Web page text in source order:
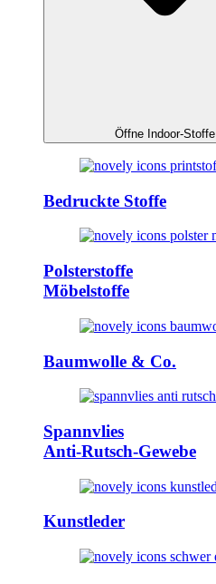
Öffne Indoor-Stoffe
Bedruckte Stoffe
Polsterstoffe
Möbelstoffe
Baumwolle & Co.
Spannvlies
Anti-Rutsch-Gewebe
Kunstleder